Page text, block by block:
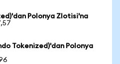
Polonya Zlotisi'na
Tokenized)'dan Polonya